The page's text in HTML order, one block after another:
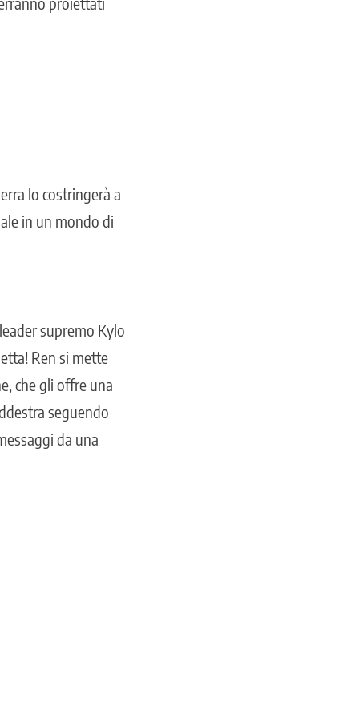
lo costringerà a
in un mondo di
supremo Kylo
Ren si mette
che gli offre una
seguendo
da una